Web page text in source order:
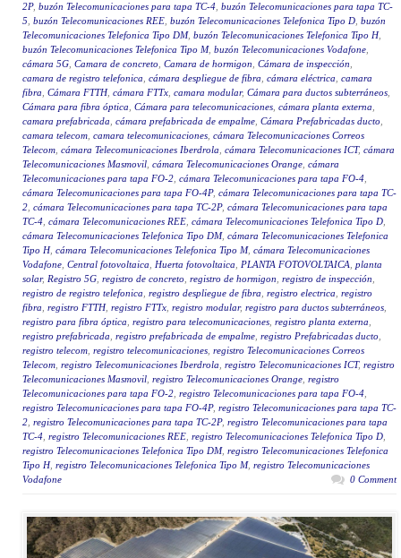
2P, buzón Telecomunicaciones para tapa TC-4 buzón Telecomunicaciones para tapa TC-
5 buzón Telecomunicaciones REE buzón Telecomunicaciones Telefonica Tipo D buzón
Telecomunicaciones Telefonica Tipo DM, buzón Telecomunicaciones Telefonica Tipo H,
buzón Telecomunicaciones Telefonica Tipo M, buzón Telecomunicaciones Vodafone
cámara 5G Camara de concreto Camara de hormigon Cámara de inspección
camara de registro telefonica cámara despliegue de fibra cámara eléctrica camara
fibra Cámara FTTH, cámara FTTx camara modular, Cámara para ductos subterráneos
Cámara para fibra óptica Cámara para telecomunicaciones cámara planta externa
camara prefabricada cámara prefabricada de empalme Cámara Prefabricadas ducto
camara telecom camara telecomunicaciones cámara Telecomunicaciones Correos
Telecom cámara Telecomunicaciones Iberdrola cámara Telecomunicaciones ICT, cámara
Telecomunicaciones Masmovil cámara Telecomunicaciones Orange cámara
Telecomunicaciones para tapa FO-2 cámara Telecomunicaciones para tapa FO-4
cámara Telecomunicaciones para tapa FO-4P, cámara Telecomunicaciones para tapa TC-
2 cámara Telecomunicaciones para tapa TC-2P, cámara Telecomunicaciones para tapa
TC-4 cámara Telecomunicaciones REE cámara Telecomunicaciones Telefonica Tipo D
cámara Telecomunicaciones Telefonica Tipo DM, cámara Telecomunicaciones Telefonica
Tipo H, cámara Telecomunicaciones Telefonica Tipo M, cámara Telecomunicaciones
Vodafone Central fotovoltaica Huerta fotovoltaica PLANTA FOTOVOLTAICA planta
solar, Registro 5G registro de concreto registro de hormigon registro de inspección
registro de registro telefonica registro despliegue de fibra registro electrica registro
fibra registro FTTH, registro FTTx registro modular, registro para ductos subterráneos
registro para fibra óptica registro para telecomunicaciones registro planta externa
registro prefabricada registro prefabricada de empalme registro Prefabricadas ducto
registro telecom registro telecomunicaciones registro Telecomunicaciones Correos
Telecom registro Telecomunicaciones Iberdrola registro Telecomunicaciones ICT, registro
Telecomunicaciones Masmovil registro Telecomunicaciones Orange registro
Telecomunicaciones para tapa FO-2 registro Telecomunicaciones para tapa FO-4
registro Telecomunicaciones para tapa FO-4P, registro Telecomunicaciones para tapa TC-
2 registro Telecomunicaciones para tapa TC-2P, registro Telecomunicaciones para tapa
TC-4 registro Telecomunicaciones REE registro Telecomunicaciones Telefonica Tipo D
registro Telecomunicaciones Telefonica Tipo DM, registro Telecomunicaciones Telefonica
Tipo H, registro Telecomunicaciones Telefonica Tipo M, registro Telecomunicaciones
Vodafone
0 Comment